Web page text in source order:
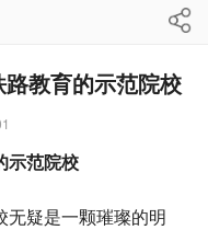
教育的示范院校
示范院校
无疑是一颗璀璨的明